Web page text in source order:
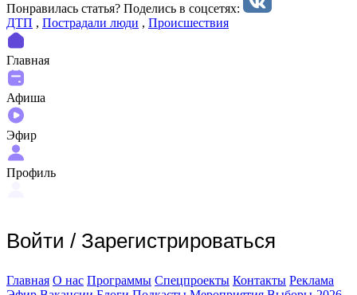
Понравилась статья? Поделиcь в соцсетях:
ДТП , Пострадали люди , Происшествия
Главная
Афиша
Эфир
Профиль
Войти / Зарегистрироваться
Главная О нас Программы Спецпроекты Контакты Реклама